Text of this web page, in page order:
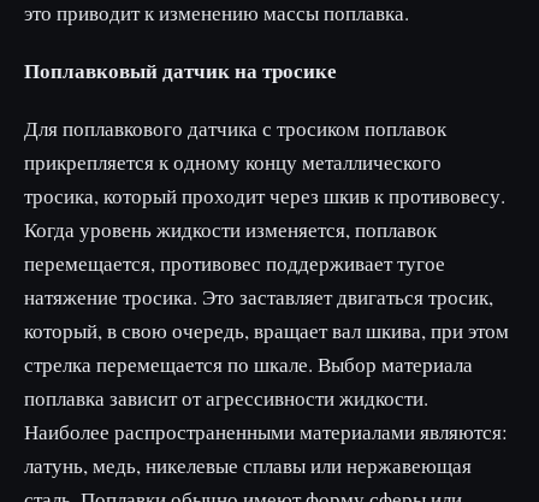
это приводит к изменению массы поплавка.
Поплавковый датчик на тросике
Для поплавкового датчика с тросиком поплавок
прикрепляется к одному концу металлического
тросика, который проходит через шкив к противовесу.
Когда уровень жидкости изменяется, поплавок
перемещается, противовес поддерживает тугое
натяжение тросика. Это заставляет двигаться тросик,
который, в свою очередь, вращает вал шкива, при этом
стрелка перемещается по шкале. Выбор материала
поплавка зависит от агрессивности жидкости.
Наиболее распространенными материалами являются:
латунь, медь, никелевые сплавы или нержавеющая